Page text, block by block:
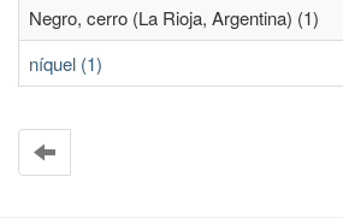
Negro, cerro (La Rioja, Argentina) (1)
níquel (1)